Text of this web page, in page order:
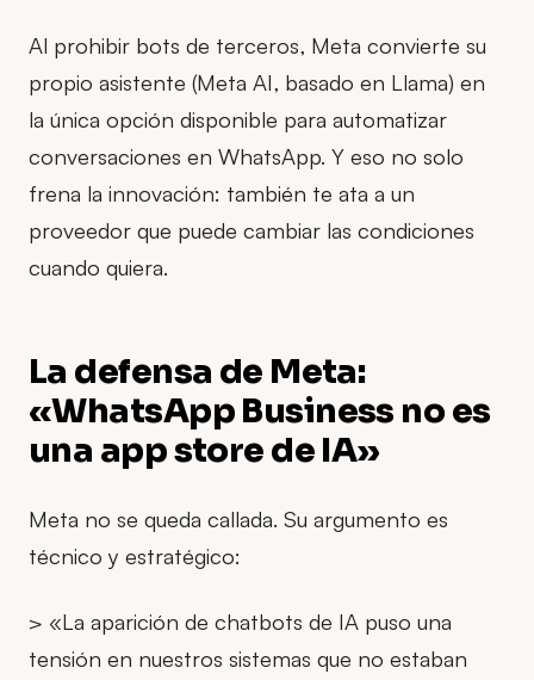
Al prohibir bots de terceros, Meta convierte su
propio asistente (Meta AI, basado en Llama) en
la única opción disponible para automatizar
conversaciones en WhatsApp. Y eso no solo
frena la innovación: también te ata a un
proveedor que puede cambiar las condiciones
cuando quiera.
La defensa de Meta:
«WhatsApp Business no es
una app store de IA»
Meta no se queda callada. Su argumento es
técnico y estratégico:
> «La aparición de chatbots de IA puso una
tensión en nuestros sistemas que no estaban